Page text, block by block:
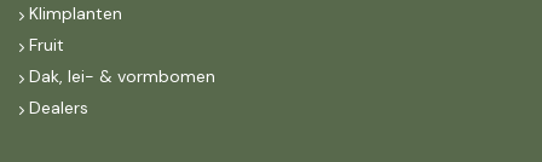
Klimplanten
Fruit
Dak, lei- & vormbomen
Dealers